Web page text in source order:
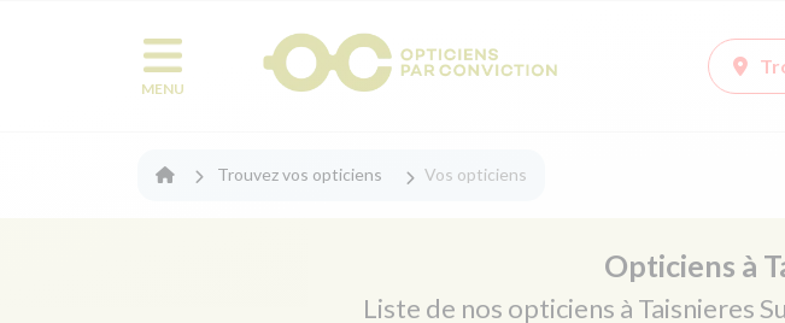
MENU
Trouvez vos opticiens Vos opticiens
Opticiens à
Liste de nos opticiens à Taisnieres